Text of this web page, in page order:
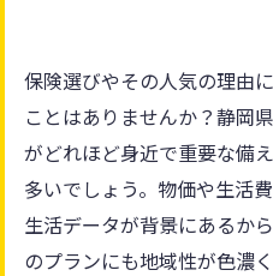
保険選びやその人気の理由
ことはありませんか？静岡
がどれほど身近で重要な備
多いでしょう。物価や生活
生活データが背景にあるか
のプランにも地域性が色濃